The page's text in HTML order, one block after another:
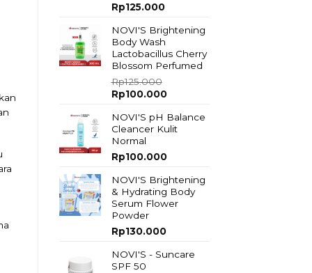
Rp125.000
NOVI'S Brightening
Body Wash
Lactobacillus Cherry
Blossom Perfumed
Rp125.000
Original
was:
Rp125.000.
Rp100.000Current
is:
Rp100.000.
NOVI'S pH Balance
Cleancer Kulit
Normal
Rp100.000
NOVI'S Brightening
& Hydrating Body
Serum Flower
Powder
Rp130.000
NOVI'S - Suncare
SPF 50